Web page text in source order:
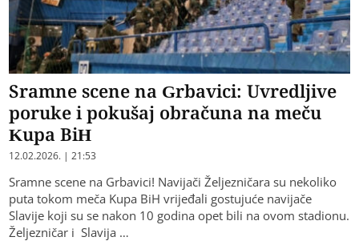
Sramne scene na Grbavici: Uvredljive
poruke i pokušaj obračuna na meču
Kupa BiH
12.02.2026. | 21:53
Sramne scene na Grbavici! Navijači Željezničara su nekoliko
puta tokom meča Kupa BiH vrijeđali gostujuće navijače
Slavije koji su se nakon 10 godina opet bili na ovom stadionu.
Željezničar i Slavija …